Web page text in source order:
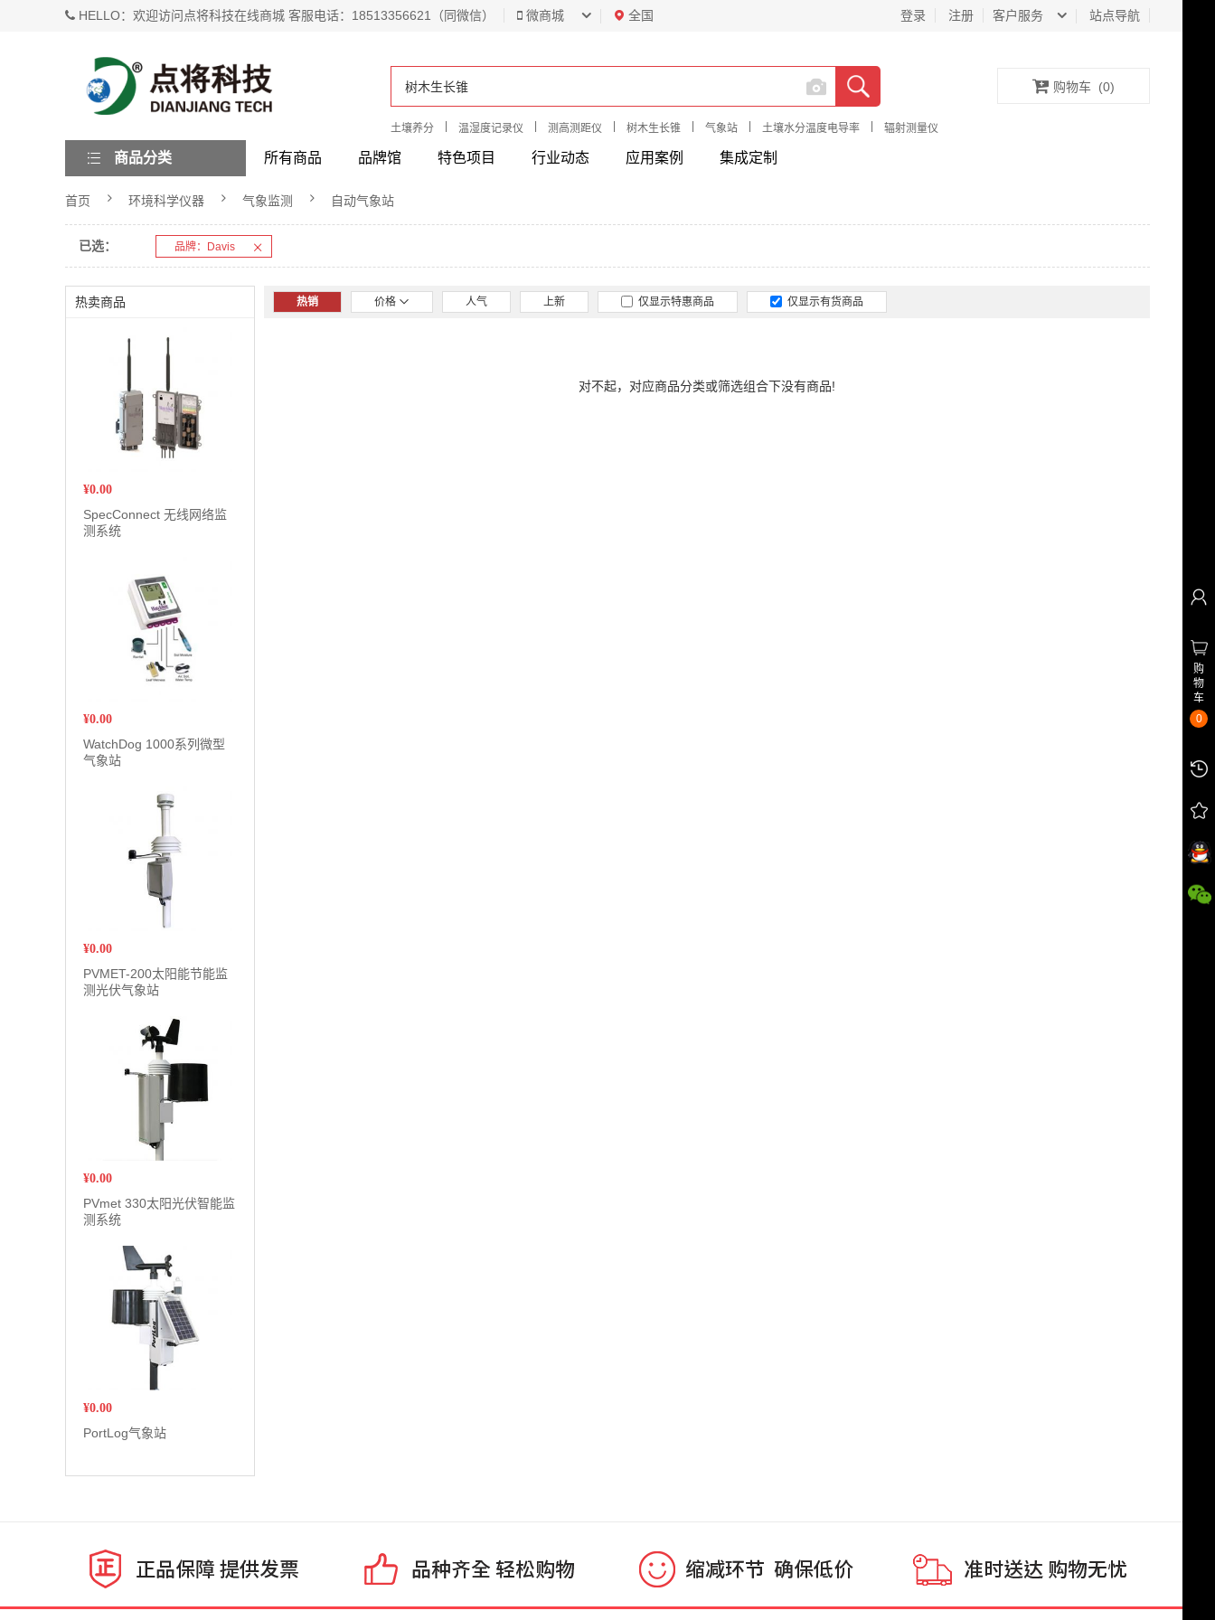
HELLO：欢迎访问点将科技在线商城 客服电话：18513356621（同微信） 微商城 全国 客户服务 站点导航
登录 注册
土壤养分 温湿度记录仪 测高测距仪 树木生长锥 气象站 土壤水分温度电导率 辐射测量仪
购物车 (0)
所有商品 品牌馆 特色项目 行业动态 应用案例 集成定制
商品分类
首页 环境科学仪器 气象监测 自动气象站
已选： 品牌：Davis
热卖商品
¥0.00
SpecConnect 无线网络监
测系统
¥0.00
WatchDog 1000系列微型
气象站
¥0.00
PVMET-200太阳能节能监
测光伏气象站
¥0.00
PVmet 330太阳光伏智能监
测系统
¥0.00
PortLog气象站
热销 价格 人气 上新 仅显示特惠商品 仅显示有货商品
对不起，对应商品分类或筛选组合下没有商品!
购
物
车
0